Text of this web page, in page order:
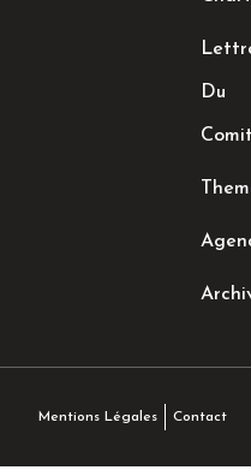
Du
Mentions Légales Contact